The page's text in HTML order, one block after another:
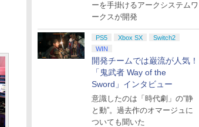
ーを手掛けるアークシステムワ
ークスが開発
PS5 Xbox SX
Switch2
WIN
開発チームでは巌流が人気！
「鬼武者 Way of the
Sword」インタビュー
意識したのは「時代劇」の“静
と動”。過去作のオマージュに
ついても聞いた